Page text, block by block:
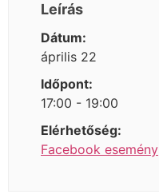
Leírás
Dátum:
április 22
Időpont:
17:00 - 19:00
Elérhetőség:
Facebook esemény